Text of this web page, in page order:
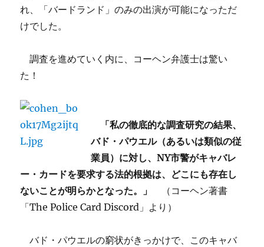
れ、「バードランド」のみの出演が可能になっただ
けでした。
調査を進めていく内に、コーヘン弁護士は驚い
た！
「私の徹底的な調査研究の結果、
バド・パウエル（あるいは類似の従
業員）に対し、NY市警がキャバレ
ー・カードを要求する法的根拠は、どこにも存在し
ないことが明らかとなった。」
（コーヘン著書
「The Police Card Discord」より）
バド・パウエルの窮状がきっかけで、このキャバ